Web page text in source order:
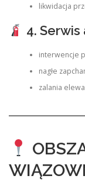
likwidacja
4.
interwencje
nagłe
zalania